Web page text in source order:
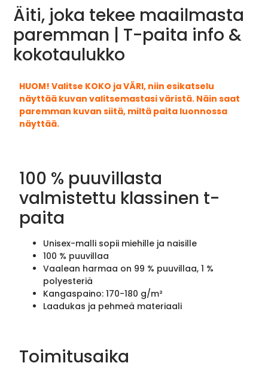
Äiti, joka tekee maailmasta
paremman | T-paita info &
kokotaulukko
HUOM! Valitse KOKO ja VÄRI, niin esikatselu
näyttää kuvan valitsemastasi väristä. Näin saat
paremman kuvan siitä, miltä paita luonnossa
näyttää.
100 % puuvillasta
valmistettu klassinen t-
paita
Unisex-malli sopii miehille ja naisille
100 % puuvillaa
Vaalean harmaa on 99 % puuvillaa, 1 %
polyesteriä
Kangaspaino: 170-180 g/m²
Laadukas ja pehmeä materiaali
Toimitusaika